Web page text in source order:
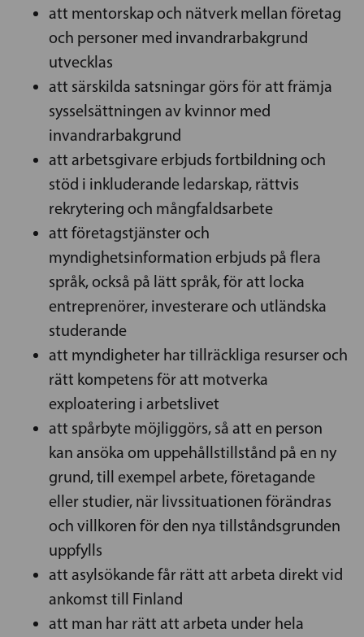
att mentorskap och nätverk mellan företag
och personer med invandrarbakgrund
utvecklas
att särskilda satsningar görs för att främja
sysselsättningen av kvinnor med
invandrarbakgrund
att arbetsgivare erbjuds fortbildning och
stöd i inkluderande ledarskap, rättvis
rekrytering och mångfaldsarbete
att företagstjänster och
myndighetsinformation erbjuds på flera
språk, också på lätt språk, för att locka
entreprenörer, investerare och utländska
studerande
att myndigheter har tillräckliga resurser och
rätt kompetens för att motverka
exploatering i arbetslivet
att spårbyte möjliggörs, så att en person
kan ansöka om uppehållstillstånd på en ny
grund, till exempel arbete, företagande
eller studier, när livssituationen förändras
och villkoren för den nya tillståndsgrunden
uppfylls
att asylsökande får rätt att arbeta direkt vid
ankomst till Finland
att man har rätt att arbeta under hela